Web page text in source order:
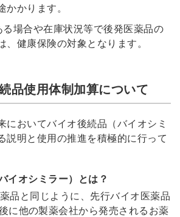
かります。
場合や在庫状況等で後発医薬品の
、健康保険の対象となります。
品使用体制加算について
においてバイオ後続品（バイオシミ
説明と使用の推進を積極的に行って
イオシミラー）とは？
品と同じように、先行バイオ医薬品
に他の製薬会社から発売されるお薬